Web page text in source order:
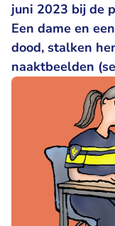
juni 2023 bij de
Een dame en
dood, stalken
naaktbeelden